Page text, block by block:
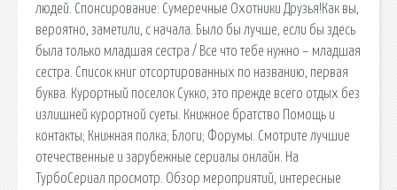
людей. Спонсирование: Сумеречные Охотники Друзья!Как вы,
вероятно, заметили, с начала. Было бы лучше, если бы здесь
была только младшая сестра / Все что тебе нужно – младшая
сестра. Список книг отсортированных по названию, первая
буква. Курортный поселок Сукко, это прежде всего отдых без
излишней курортной суеты. Книжное братство Помощь и
контакты; Книжная полка; Блоги; Форумы. Смотрите лучшие
отечественные и зарубежные сериалы онлайн. На
ТурбоСериал просмотр. Обзор мероприятий, интересные